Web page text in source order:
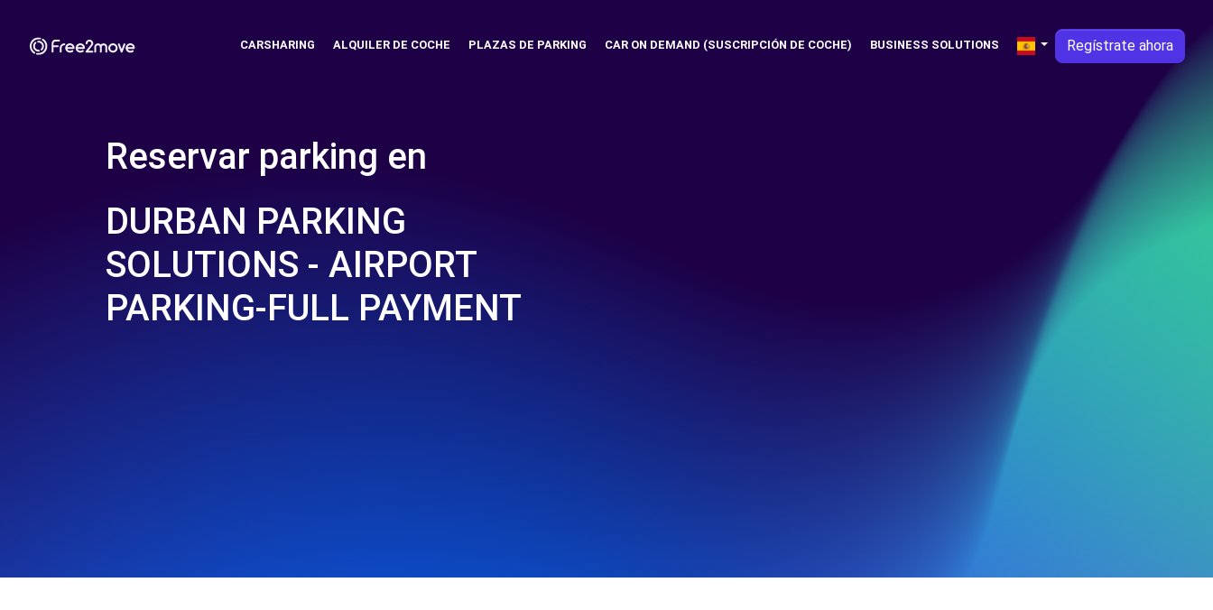
CARSHARING ALQUILER DE COCHE PLAZAS DE PARKING CAR ON DEMAND (SUSCRIPCIÓN DE COCHE) BUSINESS SOLUTIONS Regístrate ahora
Reservar parking en
DURBAN PARKING
SOLUTIONS - AIRPORT
PARKING-FULL PAYMENT